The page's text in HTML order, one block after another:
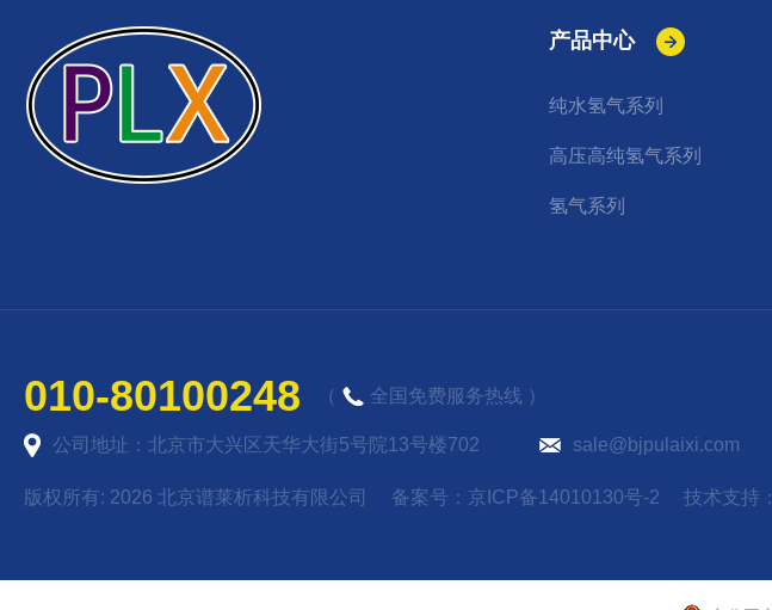
产品中心
纯水氢气系列
高压高纯氢气系列
氢气系列
010-80100248 （ 全国免费服务热线 ）
公司地址：北京市大兴区天华大街5号院13号楼702 sale@bjpulaixi.com
版权所有: 2026 北京谱莱析科技有限公司 备案号： 京ICP备14010130号-2 技术支持：